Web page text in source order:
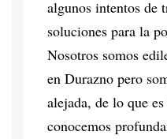
algunos intentos de
soluciones para la
Nosotros somos
en Durazno pero
alejada, de lo que
conocemos